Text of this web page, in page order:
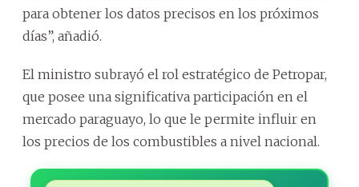
para obtener los datos precisos en los próximos
días”, añadió.
El ministro subrayó el rol estratégico de Petropar,
que posee una significativa participación en el
mercado paraguayo, lo que le permite influir en
los precios de los combustibles a nivel nacional.